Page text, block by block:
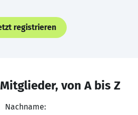
registrieren
Mitglieder, von A bis Z
Nachname: